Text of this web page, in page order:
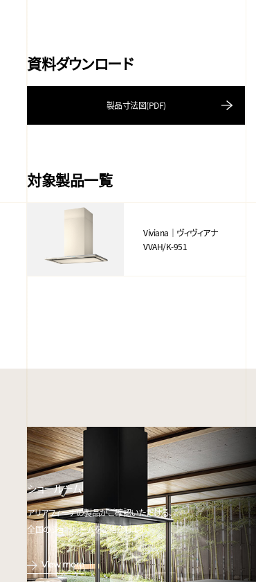
資料ダウンロード
製品寸法図(PDF)
対象製品一覧
Viviana｜ヴィヴィアナ
VVAH/K-951
ショールーム
アリアフィーナの製品がご確認いただける、
全国のショールームをご紹介します。
View more